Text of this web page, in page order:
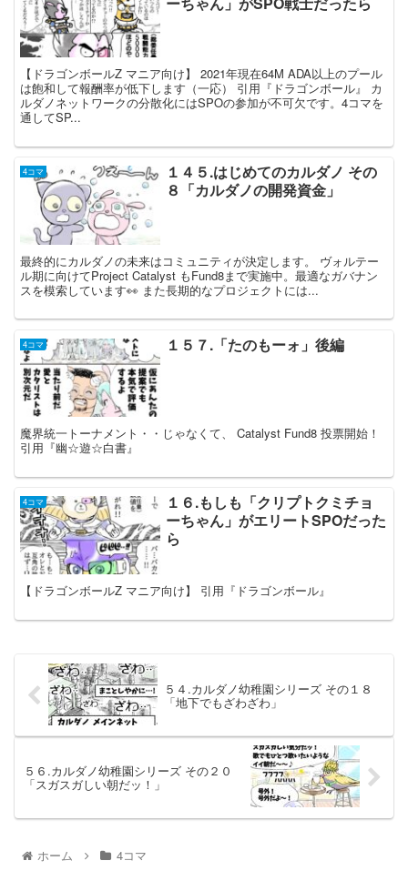
【ドラゴンボールZ マニア向け】 2021年現在64M ADA以上のプール
は飽和して報酬率が低下します（一応） 引用『ドラゴンボール』 カ
ルダノネットワークの分散化にはSPOの参加が不可欠です。4コマを
通してSP...
4コマ
１４５.はじめてのカルダノ その
８「カルダノの開発資金」
最終的にカルダノの未来はコミュニティが決定します。 ヴォルテー
ル期に向けてProject Catalyst もFund8まで実施中。最適なガバナン
スを模索しています👀 また長期的なプロジェクトには...
4コマ １５７.「たのもーォ」後編
魔界統一トーナメント・・じゃなくて、 Catalyst Fund8 投票開始！
引用『幽☆遊☆白書』
4コマ
１６.もしも「クリプトクミチョ
ーちゃん」がエリートSPOだった
ら
【ドラゴンボールZ マニア向け】 引用『ドラゴンボール』
５４.カルダノ幼稚園シリーズ その１８
「地下でもざわざわ」
５６.カルダノ幼稚園シリーズ その２０
「スガスガしい朝だッ！」
ホーム 4コマ